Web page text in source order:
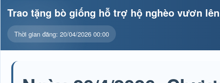
Trao tặng bò giống hỗ trợ hộ nghèo vươn
Thời gian đăng: 20/04/2026 00:00